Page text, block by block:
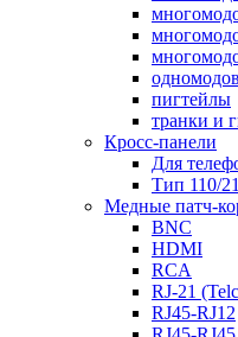
пигтейлы
транки и
Кросс-панели
Для
Тип 110/
Медные патч-
BNC
HDMI
RCA
RJ-21
RJ45-RJ12